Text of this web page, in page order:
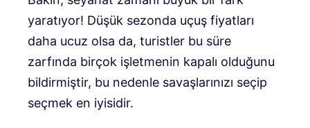
yaratıyor! Düşük sezonda uçuş fiyatları
daha ucuz olsa da, turistler bu süre
zarfında birçok işletmenin kapalı olduğunu
bildirmiştir, bu nedenle savaşlarınızı seçip
seçmek en iyisidir.